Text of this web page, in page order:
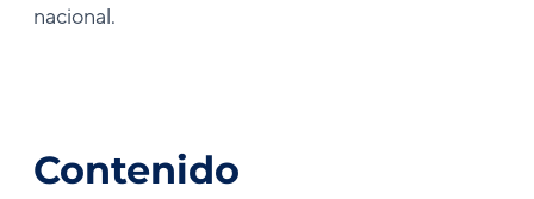
nacional.
Contenido